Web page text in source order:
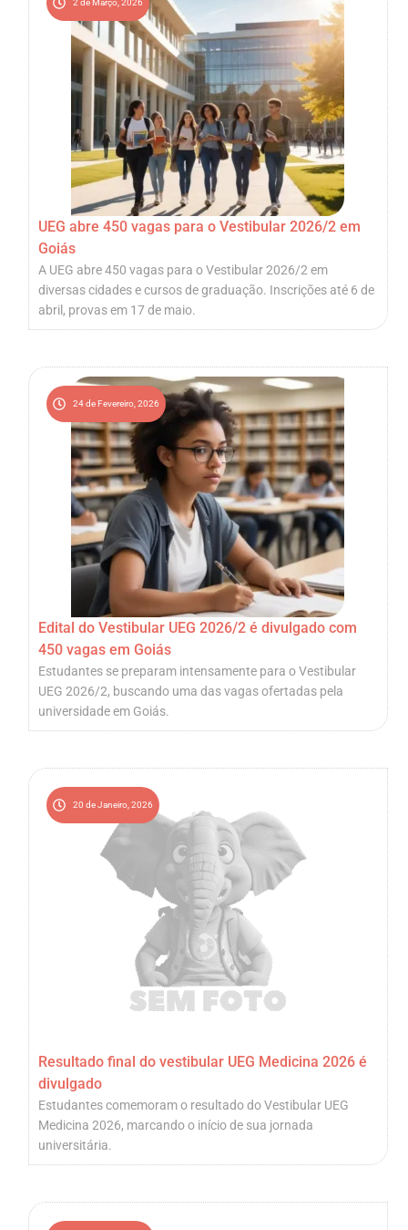
2 de Março, 2026
UEG abre 450 vagas para o Vestibular 2026/2 em
Goiás
A UEG abre 450 vagas para o Vestibular 2026/2 em
diversas cidades e cursos de graduação. Inscrições até 6 de
abril, provas em 17 de maio.
24 de Fevereiro, 2026
Edital do Vestibular UEG 2026/2 é divulgado com
450 vagas em Goiás
Estudantes se preparam intensamente para o Vestibular
UEG 2026/2, buscando uma das vagas ofertadas pela
universidade em Goiás.
20 de Janeiro, 2026
Resultado final do vestibular UEG Medicina 2026 é
divulgado
Estudantes comemoram o resultado do Vestibular UEG
Medicina 2026, marcando o início de sua jornada
universitária.